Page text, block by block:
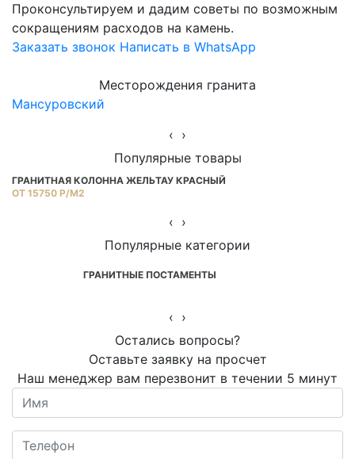
Проконсультируем и дадим советы по возможным
сокращениям расходов на камень.
Заказать звонок Написать в WhatsApp
Месторождения гранита
Мансуровский
‹ ›
Популярные товары
ГРАНИТНАЯ КОЛОННА ЖЕЛЬТАУ КРАСНЫЙ
ОТ 15750 Р/М2
‹ ›
Популярные категории
ГРАНИТНЫЕ ПОСТАМЕНТЫ
‹ ›
Остались вопросы?
Оставьте заявку на просчет
Наш менеджер вам перезвонит в течении 5 минут